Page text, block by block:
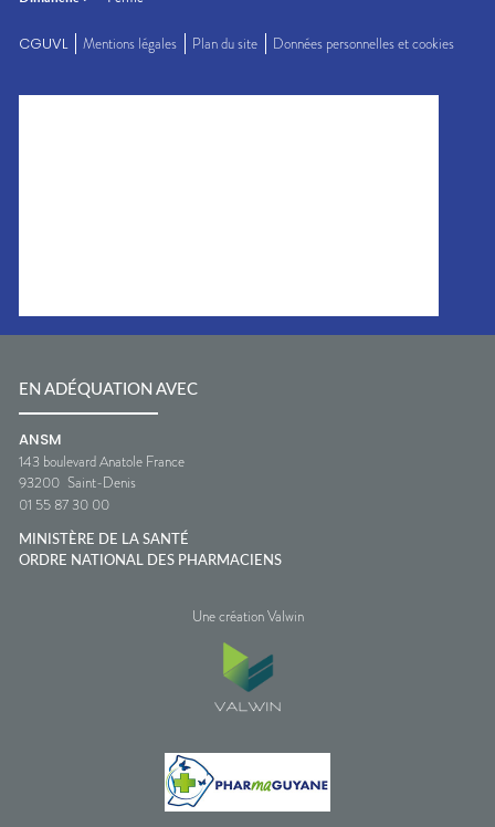
CGUVL Mentions légales Plan du site Données personnelles et cookies
EN ADÉQUATION AVEC
ANSM
143 boulevard Anatole France
93200 Saint-Denis
01 55 87 30 00
MINISTÈRE DE LA SANTÉ
ORDRE NATIONAL DES PHARMACIENS
Une création Valwin